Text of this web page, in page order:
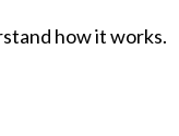
how it works.